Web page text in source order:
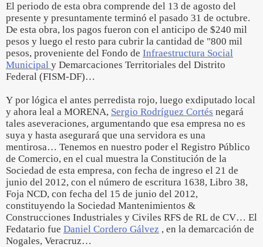
El periodo de esta obra comprende del 13 de agosto del
presente y presuntamente terminó el pasado 31 de octubre.
De esta obra, los pagos fueron con el anticipo de $240 mil
pesos y luego el resto para cubrir la cantidad de "800 mil
pesos, proveniente del Fondo de Infraestructura Social
Municipal y Demarcaciones Territoriales del Distrito
Federal (FISM-DF)…
Y por lógica el antes perredista rojo, luego exdiputado local
y ahora leal a MORENA, Sergio Rodríguez Cortés negará
tales aseveraciones, argumentando que esa empresa no es
suya y hasta asegurará que una servidora es una
mentirosa… Tenemos en nuestro poder el Registro Público
de Comercio, en el cual muestra la Constitución de la
Sociedad de esta empresa, con fecha de ingreso el 21 de
junio del 2012, con el número de escritura 1638, Libro 38,
Foja NCD, con fecha del 15 de junio del 2012,
constituyendo la Sociedad Mantenimientos &
Construcciones Industriales y Civiles RFS de RL de CV… El
Fedatario fue Daniel Cordero Gálvez , en la demarcación de
Nogales, Veracruz…